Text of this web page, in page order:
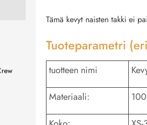
Tämä kevyt naisten takki ei
Tuoteparametri
tuotteen nimi
Materiaali: